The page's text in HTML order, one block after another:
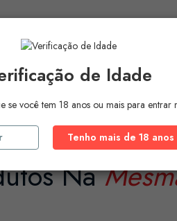
de qualidade IDs são
os lubrificantes ID são
Na
de Idade
se você tem 18 anos ou mais para entrar
Tenho mais de 18 anos